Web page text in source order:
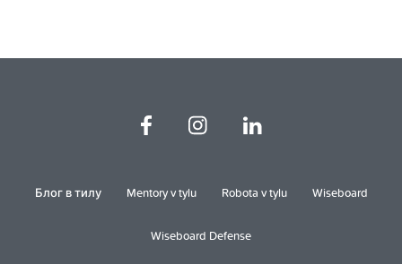
Блог в тилу Mentory v tylu Robota v tylu Wiseboard
Wiseboard Defense